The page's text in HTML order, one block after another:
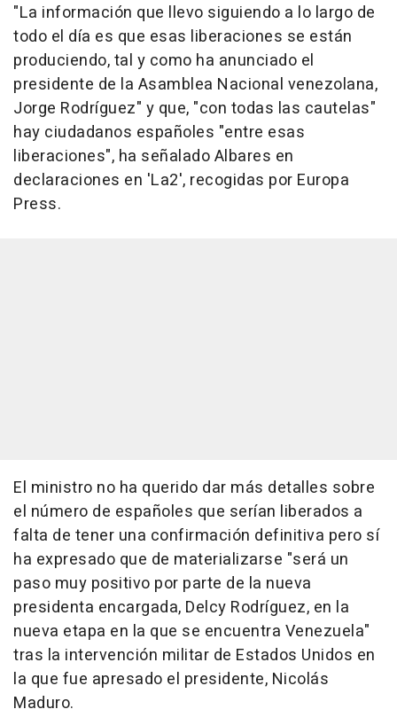
"La información que llevo siguiendo a lo largo de
todo el día es que esas liberaciones se están
produciendo, tal y como ha anunciado el
presidente de la Asamblea Nacional venezolana,
Jorge Rodríguez" y que, "con todas las cautelas"
hay ciudadanos españoles "entre esas
liberaciones", ha señalado Albares en
declaraciones en 'La2', recogidas por Europa
Press.
El ministro no ha querido dar más detalles sobre
el número de españoles que serían liberados a
falta de tener una confirmación definitiva pero sí
ha expresado que de materializarse "será un
paso muy positivo por parte de la nueva
presidenta encargada, Delcy Rodríguez, en la
nueva etapa en la que se encuentra Venezuela"
tras la intervención militar de Estados Unidos en
la que fue apresado el presidente, Nicolás
Maduro.